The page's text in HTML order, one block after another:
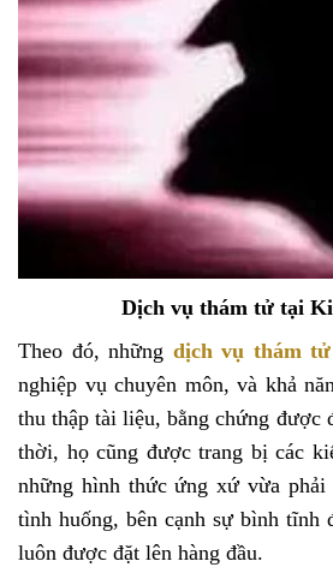
Dịch vụ thám tử tại
Theo đó, những dịch vụ thám tử
nghiệp vụ chuyên môn, và khả
thu thập tài liệu, bằng chứng được
thời, họ cũng được trang bị các
những hình thức ứng xứ vừa
tình huống, bên cạnh sự bình tĩnh
luôn được đặt lên hàng đầu.